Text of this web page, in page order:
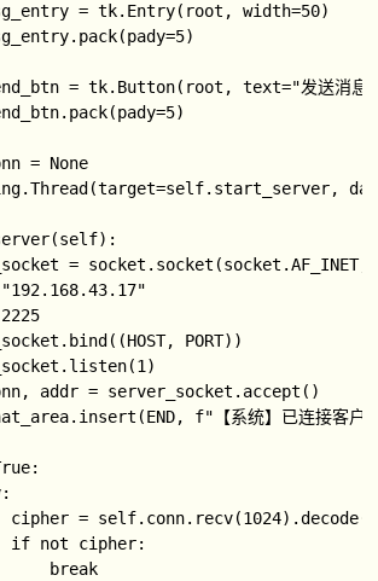
= tk.Entry(root, width=50)
= tk.Button(root, text="发送消
= None
= socket.socket(socket.AF_INET,
PORT))
addr = server_socket.accept()
f"【系统】已连接客户
cipher =
if not cipher:
break